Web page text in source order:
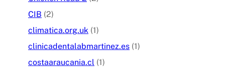
CIB (2)
climatica.org.uk (1)
clinicadentalabmartinez.es (1)
costaaraucania.cl (1)